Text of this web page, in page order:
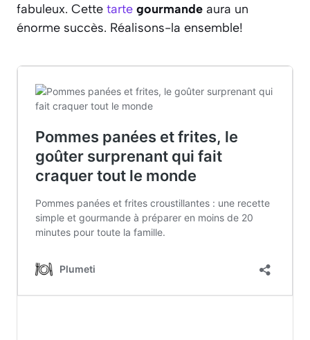
fabuleux. Cette tarte gourmande aura un
énorme succès. Réalisons-la ensemble!